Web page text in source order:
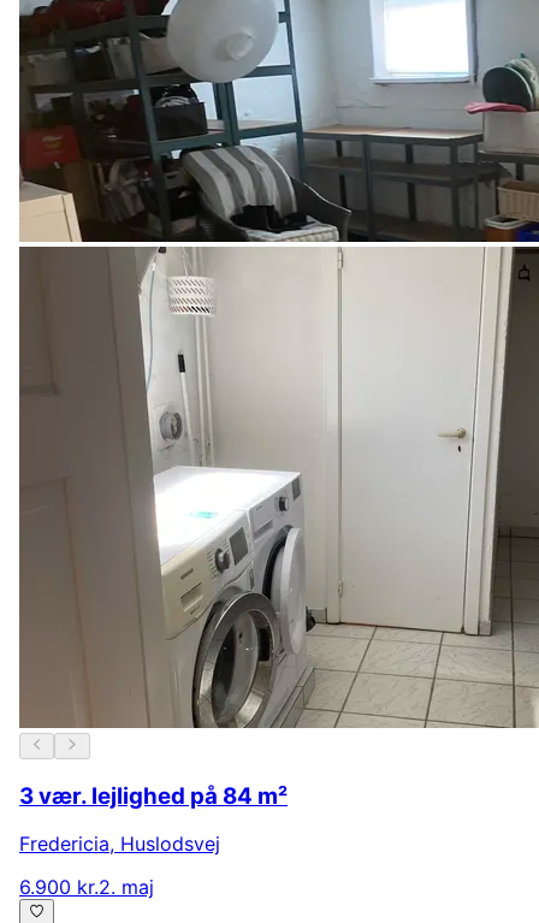
3 vær. lejlighed på 84 m²
Fredericia, Huslodsvej
6.900 kr.2. maj